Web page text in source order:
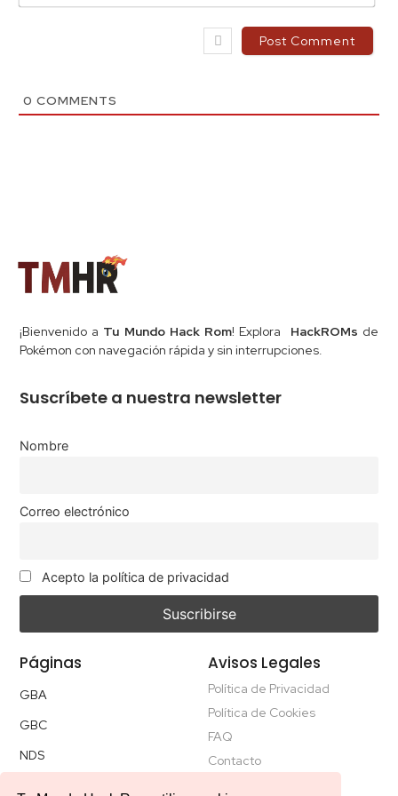
0 COMMENTS
¡Bienvenido a Tu Mundo Hack Rom! Explora HackROMs de
Pokémon con navegación rápida y sin interrupciones.
Suscríbete a nuestra newsletter
Nombre
Correo electrónico
Acepto la política de privacidad
Páginas
GBA
GBC
NDS
Avisos Legales
Política de Privacidad
Política de Cookies
FAQ
Contacto